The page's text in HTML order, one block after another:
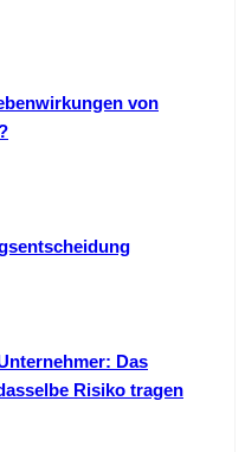
von
Das
Risiko tragen